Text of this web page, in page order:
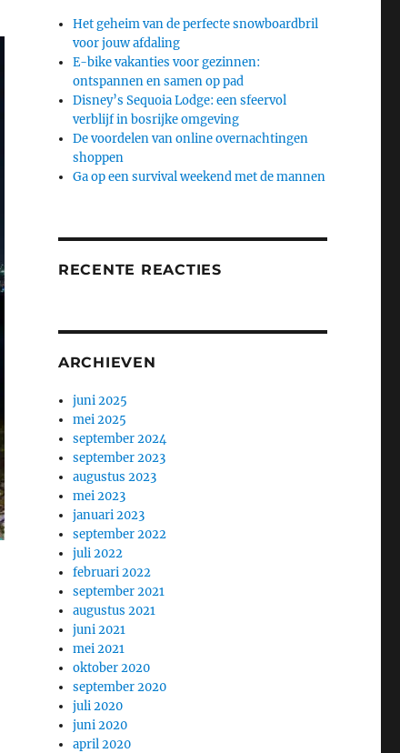
Het geheim van de perfecte snowboardbril
voor jouw afdaling
E-bike vakanties voor gezinnen:
ontspannen en samen op pad
Disney’s Sequoia Lodge: een sfeervol
verblijf in bosrijke omgeving
De voordelen van online overnachtingen
shoppen
Ga op een survival weekend met de mannen
RECENTE REACTIES
ARCHIEVEN
juni 2025
mei 2025
september 2024
september 2023
augustus 2023
mei 2023
januari 2023
september 2022
juli 2022
februari 2022
september 2021
augustus 2021
juni 2021
mei 2021
oktober 2020
september 2020
juli 2020
juni 2020
april 2020